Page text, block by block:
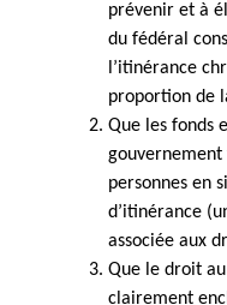
prévenir et à
du fédéral
l’itinérance
proportion de
Que les fonds
personnes en
d’itinérance
associée aux
Que le droit
clairement